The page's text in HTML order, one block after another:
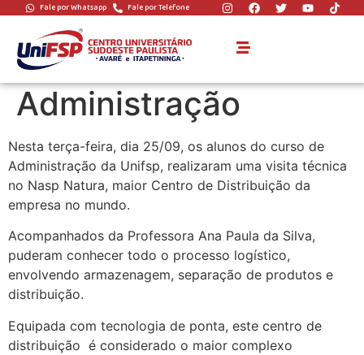
Fale por Whatsapp Fale por Telefone
Visita Técnica
Natura –
Administração
Nesta terça-feira, dia 25/09, os alunos do curso de
Administração da Unifsp, realizaram uma visita técnica
no Nasp Natura, maior Centro de Distribuição da
empresa no mundo.
Acompanhados da Professora Ana Paula da Silva,
puderam conhecer todo o processo logístico,
envolvendo armazenagem, separação de produtos e
distribuição.
Equipada com tecnologia de ponta, este centro de
distribuição é considerado o maior complexo